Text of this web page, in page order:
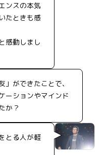
ンスの本気
たときも感
感動しまし
」ができたことで、
ーションやマインド
か？
とる人が軽